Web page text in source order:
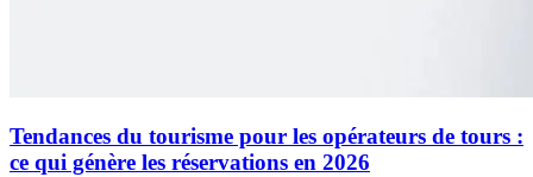
Tendances du tourisme pour les opérateurs de tours :
ce qui génère les réservations en 2026